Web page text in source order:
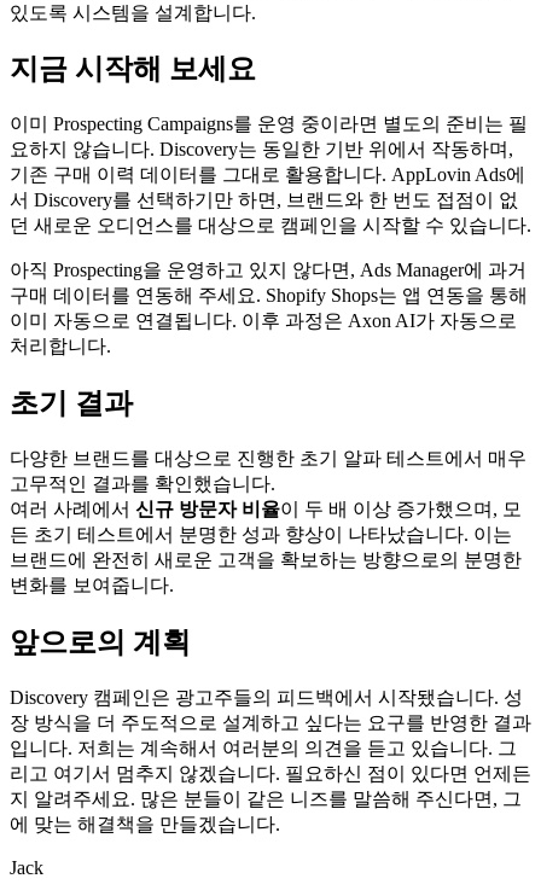
있도록 시스템을 설계합니다.
지금 시작해 보세요
이미 Prospecting Campaigns를 운영 중이라면 별도의 준비는 필
요하지 않습니다. Discovery는 동일한 기반 위에서 작동하며,
기존 구매 이력 데이터를 그대로 활용합니다. AppLovin Ads에
서 Discovery를 선택하기만 하면, 브랜드와 한 번도 접점이 없
던 새로운 오디언스를 대상으로 캠페인을 시작할 수 있습니다.
아직 Prospecting을 운영하고 있지 않다면, Ads Manager에 과거
구매 데이터를 연동해 주세요. Shopify Shops는 앱 연동을 통해
이미 자동으로 연결됩니다. 이후 과정은 Axon AI가 자동으로
처리합니다.
초기 결과
다양한 브랜드를 대상으로 진행한 초기 알파 테스트에서 매우
고무적인 결과를 확인했습니다.
여러 사례에서 신규 방문자 비율이 두 배 이상 증가했으며, 모
든 초기 테스트에서 분명한 성과 향상이 나타났습니다. 이는
브랜드에 완전히 새로운 고객을 확보하는 방향으로의 분명한
변화를 보여줍니다.
앞으로의 계획
Discovery 캠페인은 광고주들의 피드백에서 시작됐습니다. 성
장 방식을 더 주도적으로 설계하고 싶다는 요구를 반영한 결과
입니다. 저희는 계속해서 여러분의 의견을 듣고 있습니다. 그
리고 여기서 멈추지 않겠습니다. 필요하신 점이 있다면 언제든
지 알려주세요. 많은 분들이 같은 니즈를 말씀해 주신다면, 그
에 맞는 해결책을 만들겠습니다.
Jack